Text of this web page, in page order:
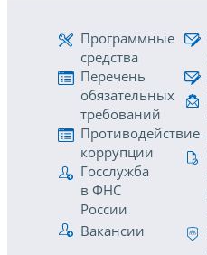
Программные
средства
Перечень
обязательных
требований
Противодействие
коррупции
Госслужба
в ФНС
России
Вакансии